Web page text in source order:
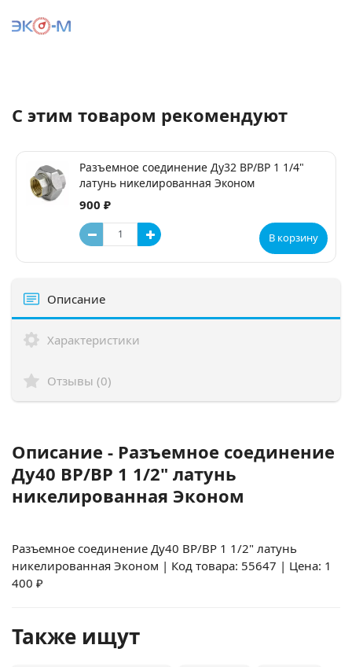
С этим товаром рекомендуют
Разъемное соединение Ду32 ВР/ВР 1 1/4"
латунь никелированная Эконом
900 ₽
В корзину
Описание
Характеристики
Отзывы (0)
Описание - Разъемное соединение
Ду40 ВР/ВР 1 1/2" латунь
никелированная Эконом
Разъемное соединение Ду40 ВР/ВР 1 1/2" латунь
никелированная Эконом | Код товара: 55647 | Цена: 1
400 ₽
Также ищут